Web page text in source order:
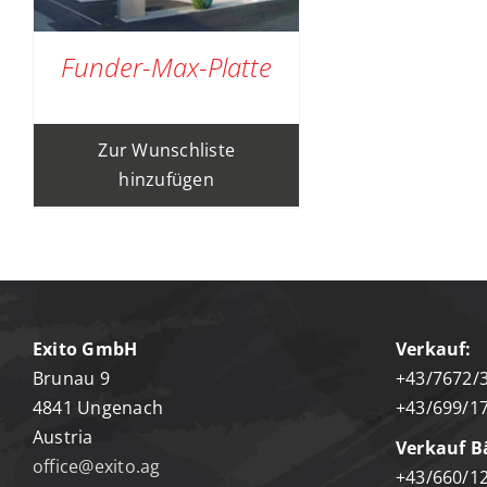
Funder-Max-Platte
Zur Wunschliste
hinzufügen
Exito GmbH
Brunau 9
4841 Ungenach
Austria
office@exito.ag
Verkauf:
+43/7672/
+43/699/
Verkauf
+43/660/